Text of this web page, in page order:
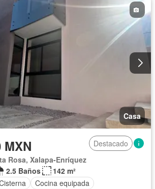
Casa
MXN
Destacado
Rosa, Xalapa-Enríquez
2.5 Baños
142 m²
Cocina equipada